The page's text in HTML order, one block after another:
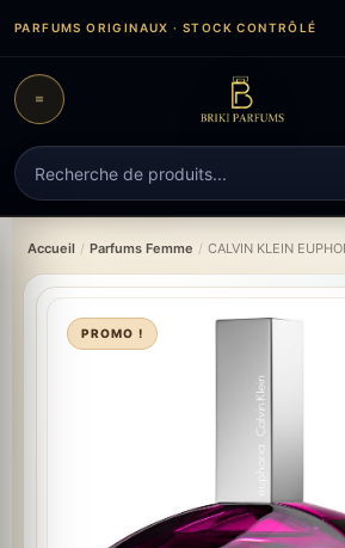
contenu
PARFUMS ORIGINAUX · STOCK CONTRÔLÉ
Recherche
de
produits
Accueil / Parfums Femme / CALVIN KLEIN
PROMO !